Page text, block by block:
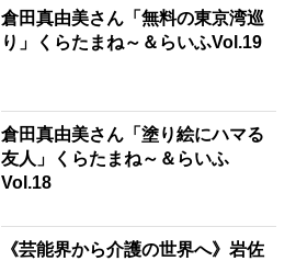
倉田真由美さん「無料の東京湾巡
り」くらたまね～＆らいふVol.19
倉田真由美さん「塗り絵にハマる
友人」くらたまね～＆らいふ
Vol.18
《芸能界から介護の世界へ》岩佐